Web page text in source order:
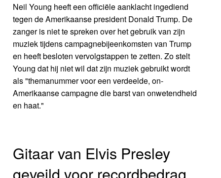
Neil Young heeft een officiële aanklacht ingediend
tegen de Amerikaanse president Donald Trump. De
zanger is niet te spreken over het gebruik van zijn
muziek tijdens campagnebijeenkomsten van Trump
en heeft besloten vervolgstappen te zetten. Zo stelt
Young dat hij niet wil dat zijn muziek gebruikt wordt
als "themanummer voor een verdeelde, on-
Amerikaanse campagne die barst van onwetendheid
en haat."
Gitaar van Elvis Presley
geveild voor recordbedrag